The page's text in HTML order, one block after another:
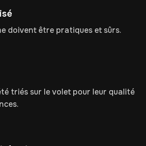
doivent être pratiques et sûrs.
triés sur le volet pour leur qualité